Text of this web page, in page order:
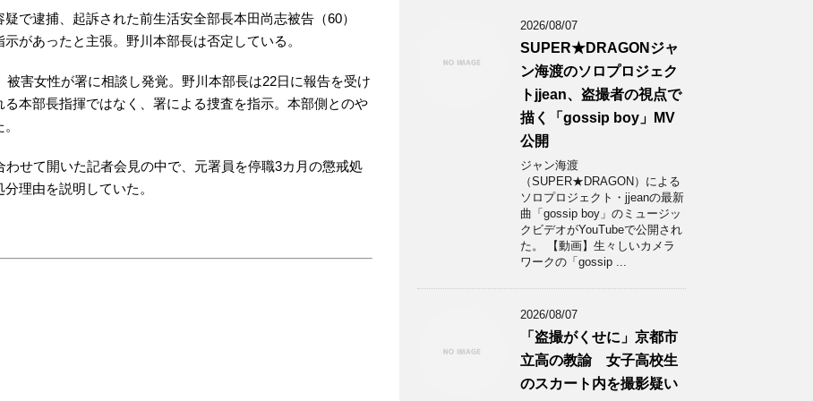
で逮捕、起訴された前生活安全部長本田尚志被告（60）
があったと主張。野川本部長は否定している。
害女性が署に相談し発覚。野川本部長は22日に報告を受け
本部長指揮ではなく、署による捜査を指示。本部側とのや
せて開いた記者会見の中で、元署員を停職3カ月の懲戒処
理由を説明していた。
2026/08/07
SUPER★DRAGONジャ
ン海渡のソロプロジェク
トjjean、盗撮者の視点で
描く「gossip boy」MV
公開
ジャン海渡
（SUPER★DRAGON）による
ソロプロジェクト・jjeanの最新
曲「gossip boy」のミュージッ
クビデオがYouTubeで公開され
た。 【動画】生々しいカメラ
ワークの「gossip ...
2026/08/07
「盗撮がくせに」京都市
立高の教諭 女子高校生
のスカート内を撮影疑い